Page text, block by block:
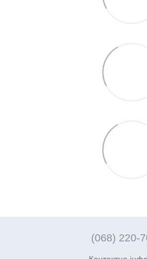
(068) 220-